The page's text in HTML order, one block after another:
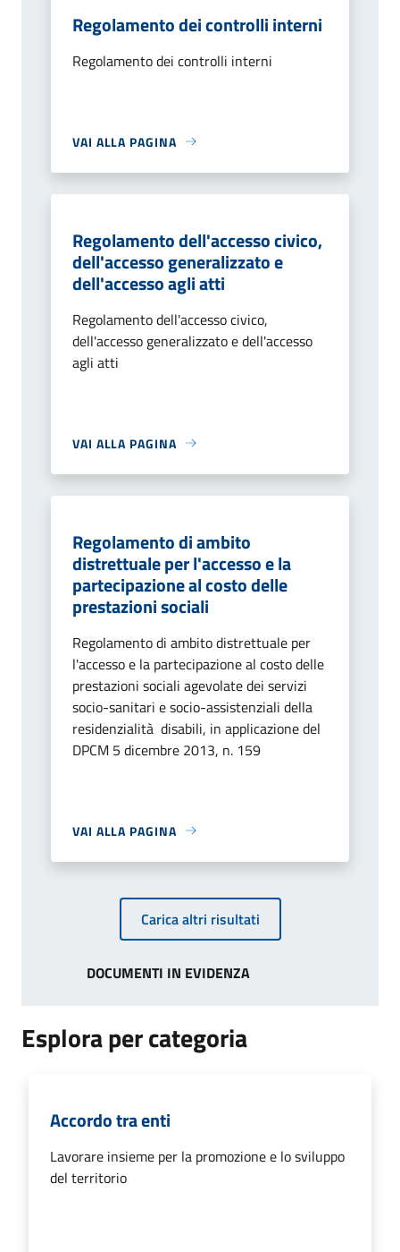
Regolamento dei controlli interni
Regolamento dei controlli interni
VAI ALLA PAGINA
Regolamento dell'accesso civico,
dell'accesso generalizzato e
dell'accesso agli atti
Regolamento dell'accesso civico,
dell'accesso generalizzato e dell'accesso
agli atti
VAI ALLA PAGINA
Regolamento di ambito
distrettuale per l'accesso e la
partecipazione al costo delle
prestazioni sociali
Regolamento di ambito distrettuale per
l'accesso e la partecipazione al costo delle
prestazioni sociali agevolate dei servizi
socio-sanitari e socio-assistenziali della
residenzialità disabili, in applicazione del
DPCM 5 dicembre 2013, n. 159
VAI ALLA PAGINA
Carica altri risultati
DOCUMENTI IN EVIDENZA
Esplora per categoria
Accordo tra enti
Lavorare insieme per la promozione e lo sviluppo
del territorio